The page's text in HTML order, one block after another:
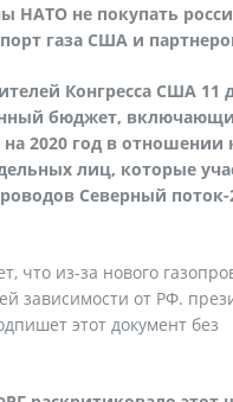
НАТО не покупать
газа США и
Конгресса США 11
бюджет,
2020 год в отношении
лиц, которые
Северный поток-
что из-за нового
зависимости от РФ.
этот документ без